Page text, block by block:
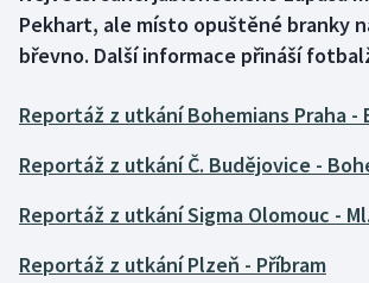
Florbal
Házená
Pekhart, ale místo opuštěné branky
břevno. Další informace přináší
Reportáž z utkání Bohemians Praha -
Reportáž z utkání Č. Budějovice -
Reportáž z utkání Sigma Olomouc -
Reportáž z utkání Plzeň - Příbram